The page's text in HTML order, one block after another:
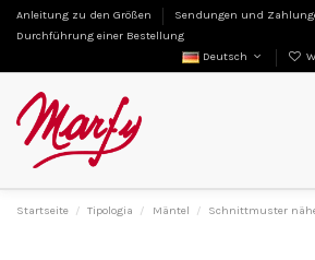
Anleitung zu den Größen
Sendungen und
Durchführung einer Bestellung
Deutsch
Startseite Tipologia Mäntel Schnittmuster